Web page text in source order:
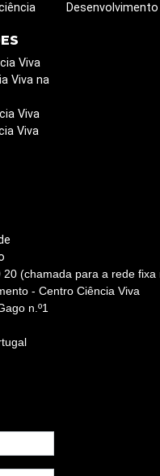
Viva
Viva na
Viva
Viva
20 (chamada para a rede fixa
- Centro Ciência Viva
n.º1